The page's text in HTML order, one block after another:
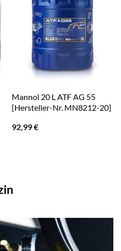
Mannol 20 L ATF AG 55
[Hersteller-Nr. MN8212-20]
92,99€